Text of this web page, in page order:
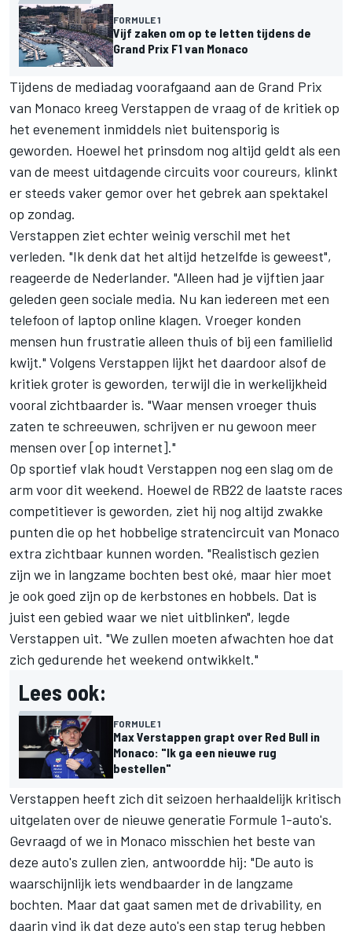
FORMULE 1
Vijf zaken om op te letten tijdens de
Grand Prix F1 van Monaco
Tijdens de mediadag voorafgaand aan de Grand Prix
van Monaco kreeg Verstappen de vraag of de kritiek op
het evenement inmiddels niet buitensporig is
geworden. Hoewel het prinsdom nog altijd geldt als een
van de meest uitdagende circuits voor coureurs, klinkt
er steeds vaker gemor over het gebrek aan spektakel
op zondag.
Verstappen ziet echter weinig verschil met het
verleden. "Ik denk dat het altijd hetzelfde is geweest",
reageerde de Nederlander. "Alleen had je vijftien jaar
geleden geen sociale media. Nu kan iedereen met een
telefoon of laptop online klagen. Vroeger konden
mensen hun frustratie alleen thuis of bij een familielid
kwijt." Volgens Verstappen lijkt het daardoor alsof de
kritiek groter is geworden, terwijl die in werkelijkheid
vooral zichtbaarder is. "Waar mensen vroeger thuis
zaten te schreeuwen, schrijven er nu gewoon meer
mensen over [op internet]."
Op sportief vlak houdt Verstappen nog een slag om de
arm voor dit weekend. Hoewel de RB22 de laatste races
competitiever is geworden, ziet hij nog altijd zwakke
punten die op het hobbelige stratencircuit van Monaco
extra zichtbaar kunnen worden. "Realistisch gezien
zijn we in langzame bochten best oké, maar hier moet
je ook goed zijn op de kerbstones en hobbels. Dat is
juist een gebied waar we niet uitblinken", legde
Verstappen uit. "We zullen moeten afwachten hoe dat
zich gedurende het weekend ontwikkelt."
Lees ook:
FORMULE 1
Max Verstappen grapt over Red Bull in
Monaco: "Ik ga een nieuwe rug
bestellen"
Verstappen heeft zich dit seizoen herhaaldelijk kritisch
uitgelaten over de nieuwe generatie Formule 1-auto's.
Gevraagd of we in Monaco misschien het beste van
deze auto's zullen zien, antwoordde hij: "De auto is
waarschijnlijk iets wendbaarder in de langzame
bochten. Maar dat gaat samen met de drivability, en
daarin vind ik dat deze auto's een stap terug hebben